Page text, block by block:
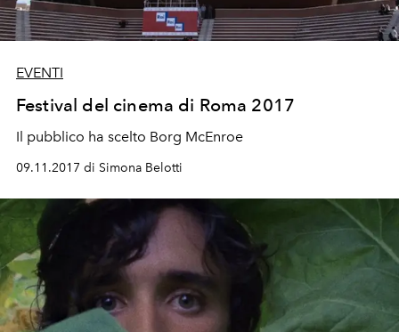
EVENTI
Festival del cinema di Roma 2017
Il pubblico ha scelto Borg McEnroe
09.11.2017 di Simona Belotti